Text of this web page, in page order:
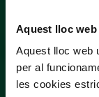
Aquest lloc
Aquest lloc web
per al
les cookies